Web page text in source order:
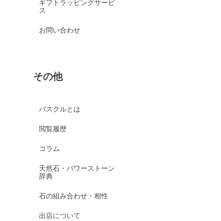
ギフトラッピングサービ
ス
お問い合わせ
その他
パスクルとは
閲覧履歴
コラム
天然石・パワーストーン
辞典
石の組み合わせ・相性
出店について